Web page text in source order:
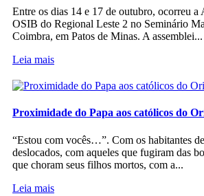
Entre os dias 14 e 17 de outubro, ocorreu a
OSIB do Regional Leste 2 no Seminário
Coimbra, em Patos de Minas. A assemblei...
Leia mais
Proximidade do Papa aos católicos do
“Estou com vocês…”. Com os habitantes
deslocados, com aqueles que fugiram das
que choram seus filhos mortos, com a...
Leia mais